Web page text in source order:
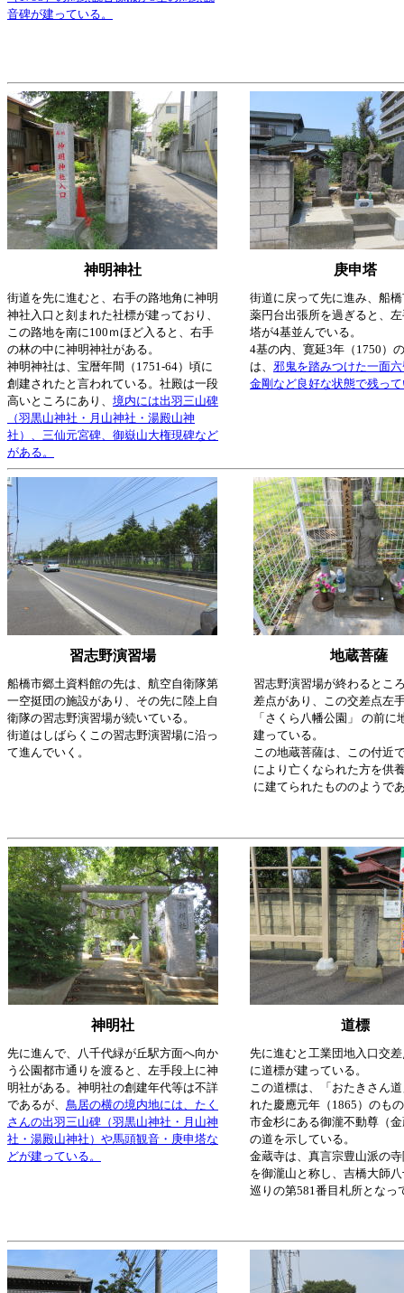
音碑が建っている。
神明神社 庚申塔
街道を先に進むと、右手の路地角に神明
神社入口と刻まれた社標が建っており、
この路地を南に100ｍほど入ると、右手
の林の中に神明神社がある。
神明神社は、宝暦年間（1751-64）頃に
創建されたと言われている。社殿は一段
高いところにあり、 境内には出羽三山碑
（羽黒山神社・月山神社・湯殿山神
社）、三仙元宮碑、御嶽山大権現碑など
がある。
街道に戻って先に進み、船
薬円台出張所を過ぎると、
塔が4基並んでいる。
4基の内、寛延3年（1750）
は、 邪鬼を踏みつけた一面
金剛など良好な状態で残っ
習志野演習場 地蔵菩薩
船橋市郷土資料館の先は、航空自衛隊第
一空挺団の施設があり、その先に陸上自
衛隊の習志野演習場が続いている。
街道はしばらくこの習志野演習場に沿っ
て進んでいく。
習志野演習場が終わるとこ
差点があり、この交差点左
「さくら八幡公園」 の前に
建っている。
この地蔵菩薩は、この付近
により亡くなられた方を供
に建てられたもののようで
神明社 道標
先に進んで、八千代緑が丘駅方面へ向か
う公園都市通りを渡ると、左手段上に神
明社がある。神明社の創建年代等は不詳
であるが、 鳥居の横の境内地には、たく
さんの出羽三山碑（羽黒山神社・月山神
社・湯殿山神社）や馬頭観音・庚申塔な
どが建っている。
先に進むと工業団地入口交
に道標が建っている。
この道標は、「おたきさん
れた慶應元年（1865）のも
市金杉にある御瀧不動尊（
の道を示している。
金蔵寺は、真言宗豊山派の
を御瀧山と称し、吉橋大師
巡りの第581番目札所となっ